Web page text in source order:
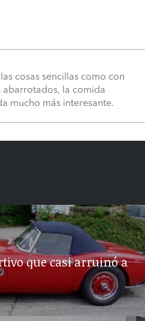
cosas sencillas como con
abarrotados, la comida
mucho más interesante.
que casi arruinó a